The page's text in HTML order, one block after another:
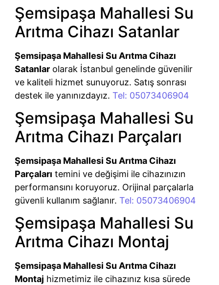
Şemsipaşa Mahallesi Su
Arıtma Cihazı Satanlar
Şemsipaşa Mahallesi Su Arıtma Cihazı
Satanlar olarak İstanbul genelinde güvenilir
ve kaliteli hizmet sunuyoruz. Satış sonrası
destek ile yanınızdayız. Tel: 05073406904
Şemsipaşa Mahallesi Su
Arıtma Cihazı Parçaları
Şemsipaşa Mahallesi Su Arıtma Cihazı
Parçaları temini ve değişimi ile cihazınızın
performansını koruyoruz. Orijinal parçalarla
güvenli kullanım sağlanır. Tel: 05073406904
Şemsipaşa Mahallesi Su
Arıtma Cihazı Montaj
Şemsipaşa Mahallesi Su Arıtma Cihazı
Montaj hizmetimiz ile cihazınız kısa sürede